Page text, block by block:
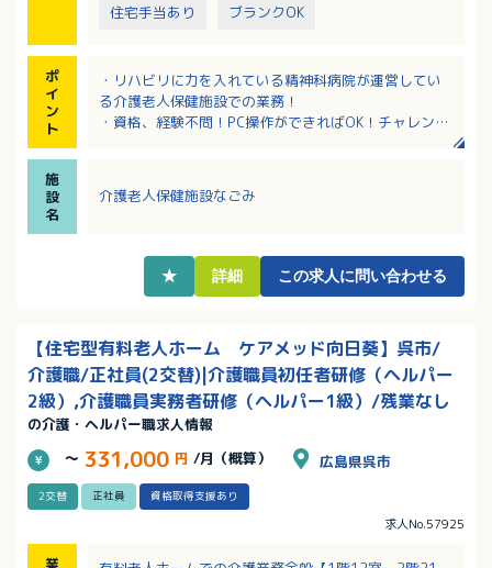
住宅手当あり ブランクOK
ポ
イ
ン
ト
・リハビリに力を入れている精神科病院が運営してい
る介護老人保健施設での業務！
・資格、経験不問！PC操作ができればOK！チャレンジ
・保育所完備で子育て中の方にやさしい病院です！
施
設
名
介護老人保健施設なごみ
★ 詳細 この求人に問い合わせる
【住宅型有料老人ホーム ケアメッド向日葵】呉市/
介護職/正社員(2交替)|介護職員初任者研修（ヘルパー
2級）,介護職員実務者研修（ヘルパー1級）/残業なし
の介護・ヘルパー職求人情報
～ 331,000 円 /月（概算） 広島県呉市
2交替 正社員 資格取得支援あり
求人No.57925
業